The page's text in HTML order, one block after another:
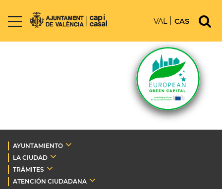
VAL CAS
AYUNTAMIENTO
LA CIUDAD
TRÁMITES
ATENCIÓN CIUDADANA